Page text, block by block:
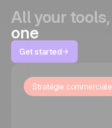
All your tools,
one
Get started
Stratégie commerciale